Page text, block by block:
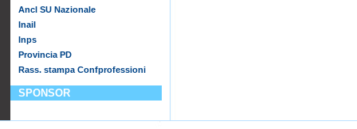
Ancl SU Nazionale
Inail
Inps
Provincia PD
Rass. stampa Confprofessioni
SPONSOR